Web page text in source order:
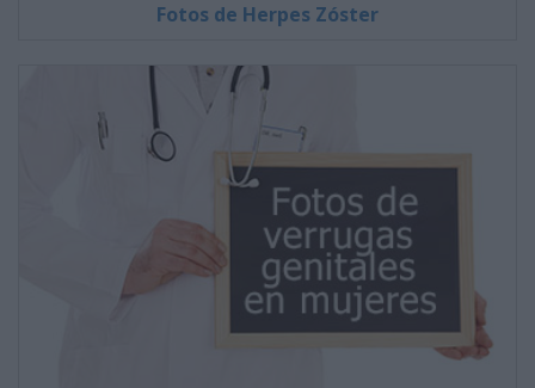
Fotos de Herpes Zóster